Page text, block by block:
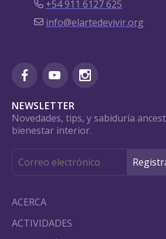
+54 911 6127 625
info@elartedevivir.org
NEWSLETTER
Novedades, tips, y sabiduría
bienestar interior.
ACERCA
ACTIVIDADES